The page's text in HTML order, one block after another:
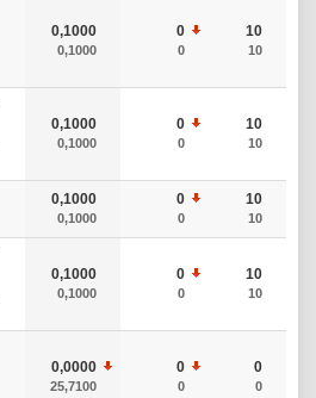
0,1000
0,1000
0
0
10
10
0,1000
0,1000
0
0
10
10
0,1000
0,1000
0
0
10
10
0,1000
0,1000
0
0
10
10
0,0000
25,7100
0
0
0
0